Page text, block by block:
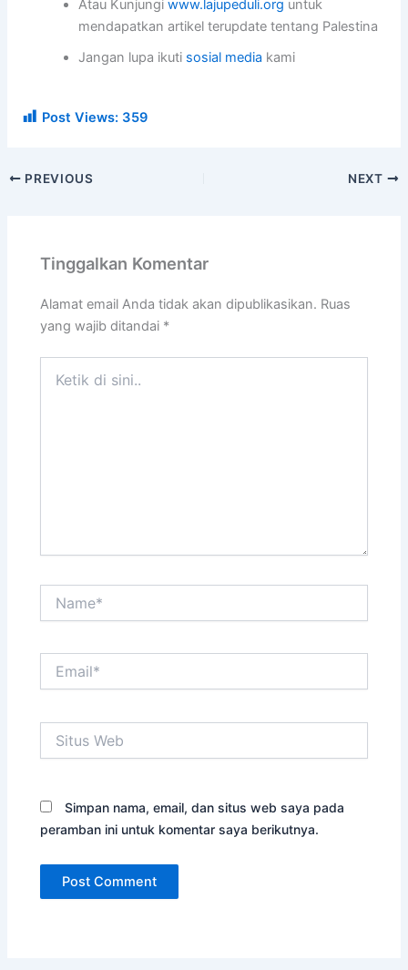
Atau Kunjungiwww.lajupeduli.org untuk
mendapatkan artikel terupdate tentang Palestina
Jangan lupa ikuti sosial media kami
Post Views: 359
PREVIOUS NEXT
Tinggalkan Komentar
Alamat email Anda tidak akan dipublikasikan. Ruas
yang wajib ditandai *
Web
Simpan nama, email, dan situs web saya pada
peramban ini untuk komentar saya berikutnya.